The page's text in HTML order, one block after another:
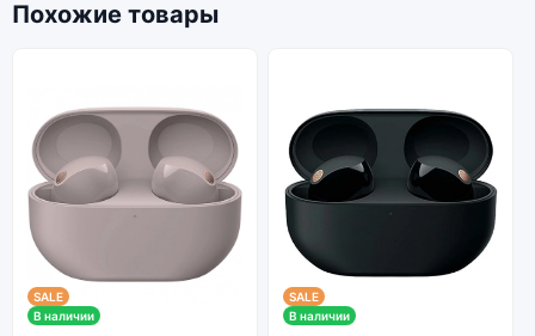
Похожие товары
SALE
В наличии
SALE
В наличии